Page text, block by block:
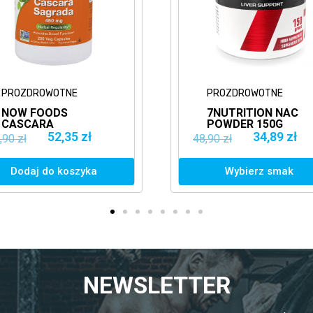
PROZDROWOTNE
NOW FOODS
CASCARA
SAGRADA 450MG
250VCAPS.
SZAKŁAK
AMERYKAŃSKI
zł 52,35 zł
Dodaj do koszyka
PROZDROWOTNE
7NUTRITION NAC
POWDER 150G
ANTYOKSYDANT
48,90 zł 34,89 zł
Wybierz smak
NEWSLETTER